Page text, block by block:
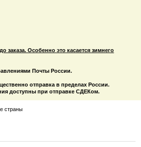
заказа. Особенно это касается зимнего
Почты России.
отправка в пределах России.
доступны при отправке СДЕКом.
страны